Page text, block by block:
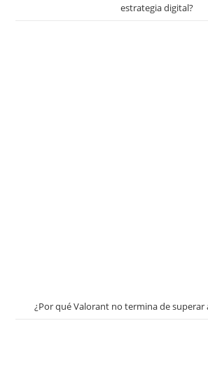
estrategia digital?
¿Por qué Valorant no termina de superar